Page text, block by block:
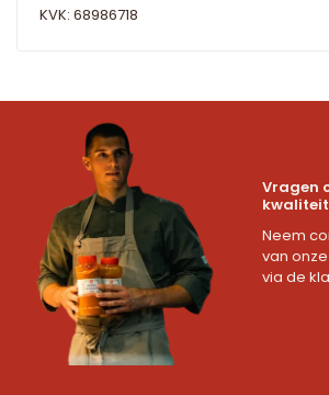
KVK: 68986718
Vragen
Neem
van
via de